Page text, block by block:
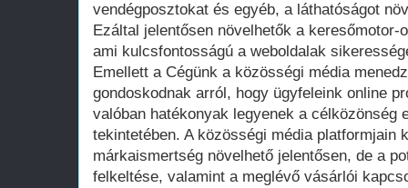
vendégposztokat és egyéb, a láthatóságot
Ezáltal jelentősen növelhetők a
ami kulcsfontosságú a weboldalak
Emellett a Cégünk a közösségi média
gondoskodnak arról, hogy ügyfeleink online
valóban hatékonyak legyenek a célközönség
tekintetében. A közösségi média platformjain
márkaismertség növelhető jelentősen, de a
felkeltése, valamint a meglévő vásárlói